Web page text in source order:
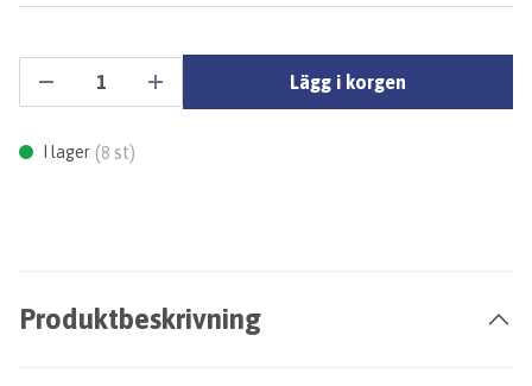
Lägg i korgen
I lager (8 st)
Produktbeskrivning